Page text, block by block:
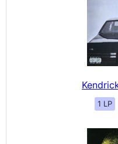
1 LP